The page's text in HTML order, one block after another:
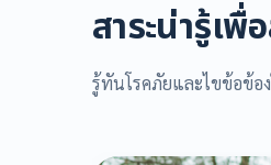
สาระน่ารู้เพื่
รู้ทันโรคภัยและไขข้อข้อ